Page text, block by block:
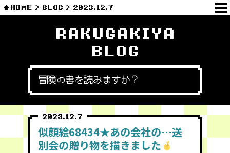
HOME BLOG 2023.12.7
RAKUGAKIYA
BLOG
冒険の書を読みますか？
2023.12.7
似顔絵68434★あの会社の…送
別会の贈り物を描きました